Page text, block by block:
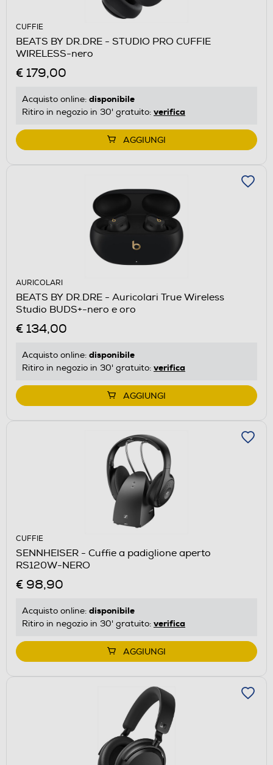
CUFFIE
BEATS BY DR.DRE - STUDIO PRO CUFFIE
WIRELESS-nero
€ 179,00
Acquisto online: disponibile
Ritiro in negozio in 30' gratuito: verifica
AGGIUNGI
AURICOLARI
BEATS BY DR.DRE - Auricolari True Wireless
Studio BUDS+-nero e oro
€ 134,00
Acquisto online: disponibile
Ritiro in negozio in 30' gratuito: verifica
AGGIUNGI
CUFFIE
SENNHEISER - Cuffie a padiglione aperto
RS120W-NERO
€ 98,90
Acquisto online: disponibile
Ritiro in negozio in 30' gratuito: verifica
AGGIUNGI